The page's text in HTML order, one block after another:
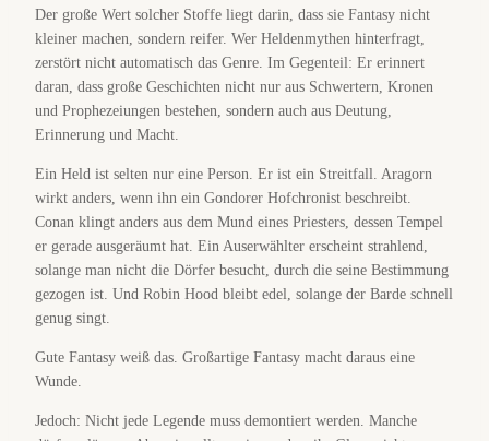
Der große Wert solcher Stoffe liegt darin, dass sie Fantasy nicht
kleiner machen, sondern reifer. Wer Heldenmythen hinterfragt,
zerstört nicht automatisch das Genre. Im Gegenteil: Er erinnert
daran, dass große Geschichten nicht nur aus Schwertern, Kronen
und Prophezeiungen bestehen, sondern auch aus Deutung,
Erinnerung und Macht.
Ein Held ist selten nur eine Person. Er ist ein Streitfall. Aragorn
wirkt anders, wenn ihn ein Gondorer Hofchronist beschreibt.
Conan klingt anders aus dem Mund eines Priesters, dessen Tempel
er gerade ausgeräumt hat. Ein Auserwählter erscheint strahlend,
solange man nicht die Dörfer besucht, durch die seine Bestimmung
gezogen ist. Und Robin Hood bleibt edel, solange der Barde schnell
genug singt.
Gute Fantasy weiß das. Großartige Fantasy macht daraus eine
Wunde.
Jedoch: Nicht jede Legende muss demontiert werden. Manche